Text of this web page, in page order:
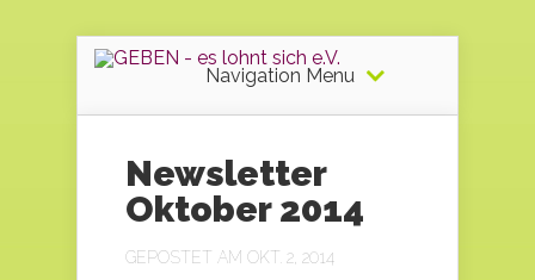
Navigation Menu
Newsletter
Oktober 2014
GEPOSTET AM OKT. 2, 2014